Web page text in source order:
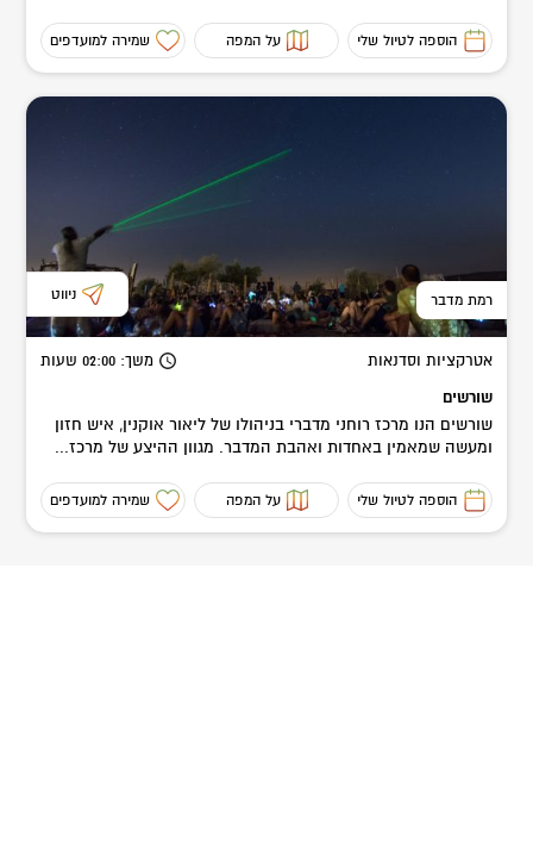
הוספה לטיול שלי על המפה שמירה למועדפים
רמת מדבר ניווט
אטרקציות וסדנאות משך: 02:00 שעות
שורשים
שורשים הנו מרכז רוחני מדברי בניהולו של ליאור אוקנין, איש חזון
ומעשה שמאמין באחדות ואהבת המדבר. מגוון ההיצע של מרכז...
הוספה לטיול שלי על המפה שמירה למועדפים